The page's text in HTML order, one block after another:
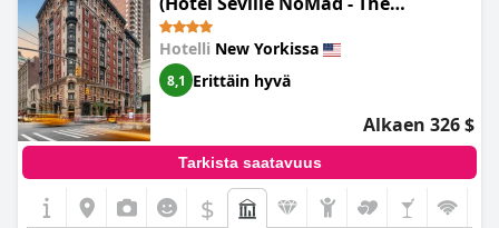
kaikkiaanLife Hotel New Yorkon kaunis ja historiallinen
kiinteistö, joka tarjoaa ainutlaatuisen historiallisen kokemuksen
erinomaisella paikalla.
Unbound Collection by Hyatt)
Hotelli New Yorkissa
8,1 Erittäin hyvä
Alkaen 326 $
Tarkista saatavuus
$